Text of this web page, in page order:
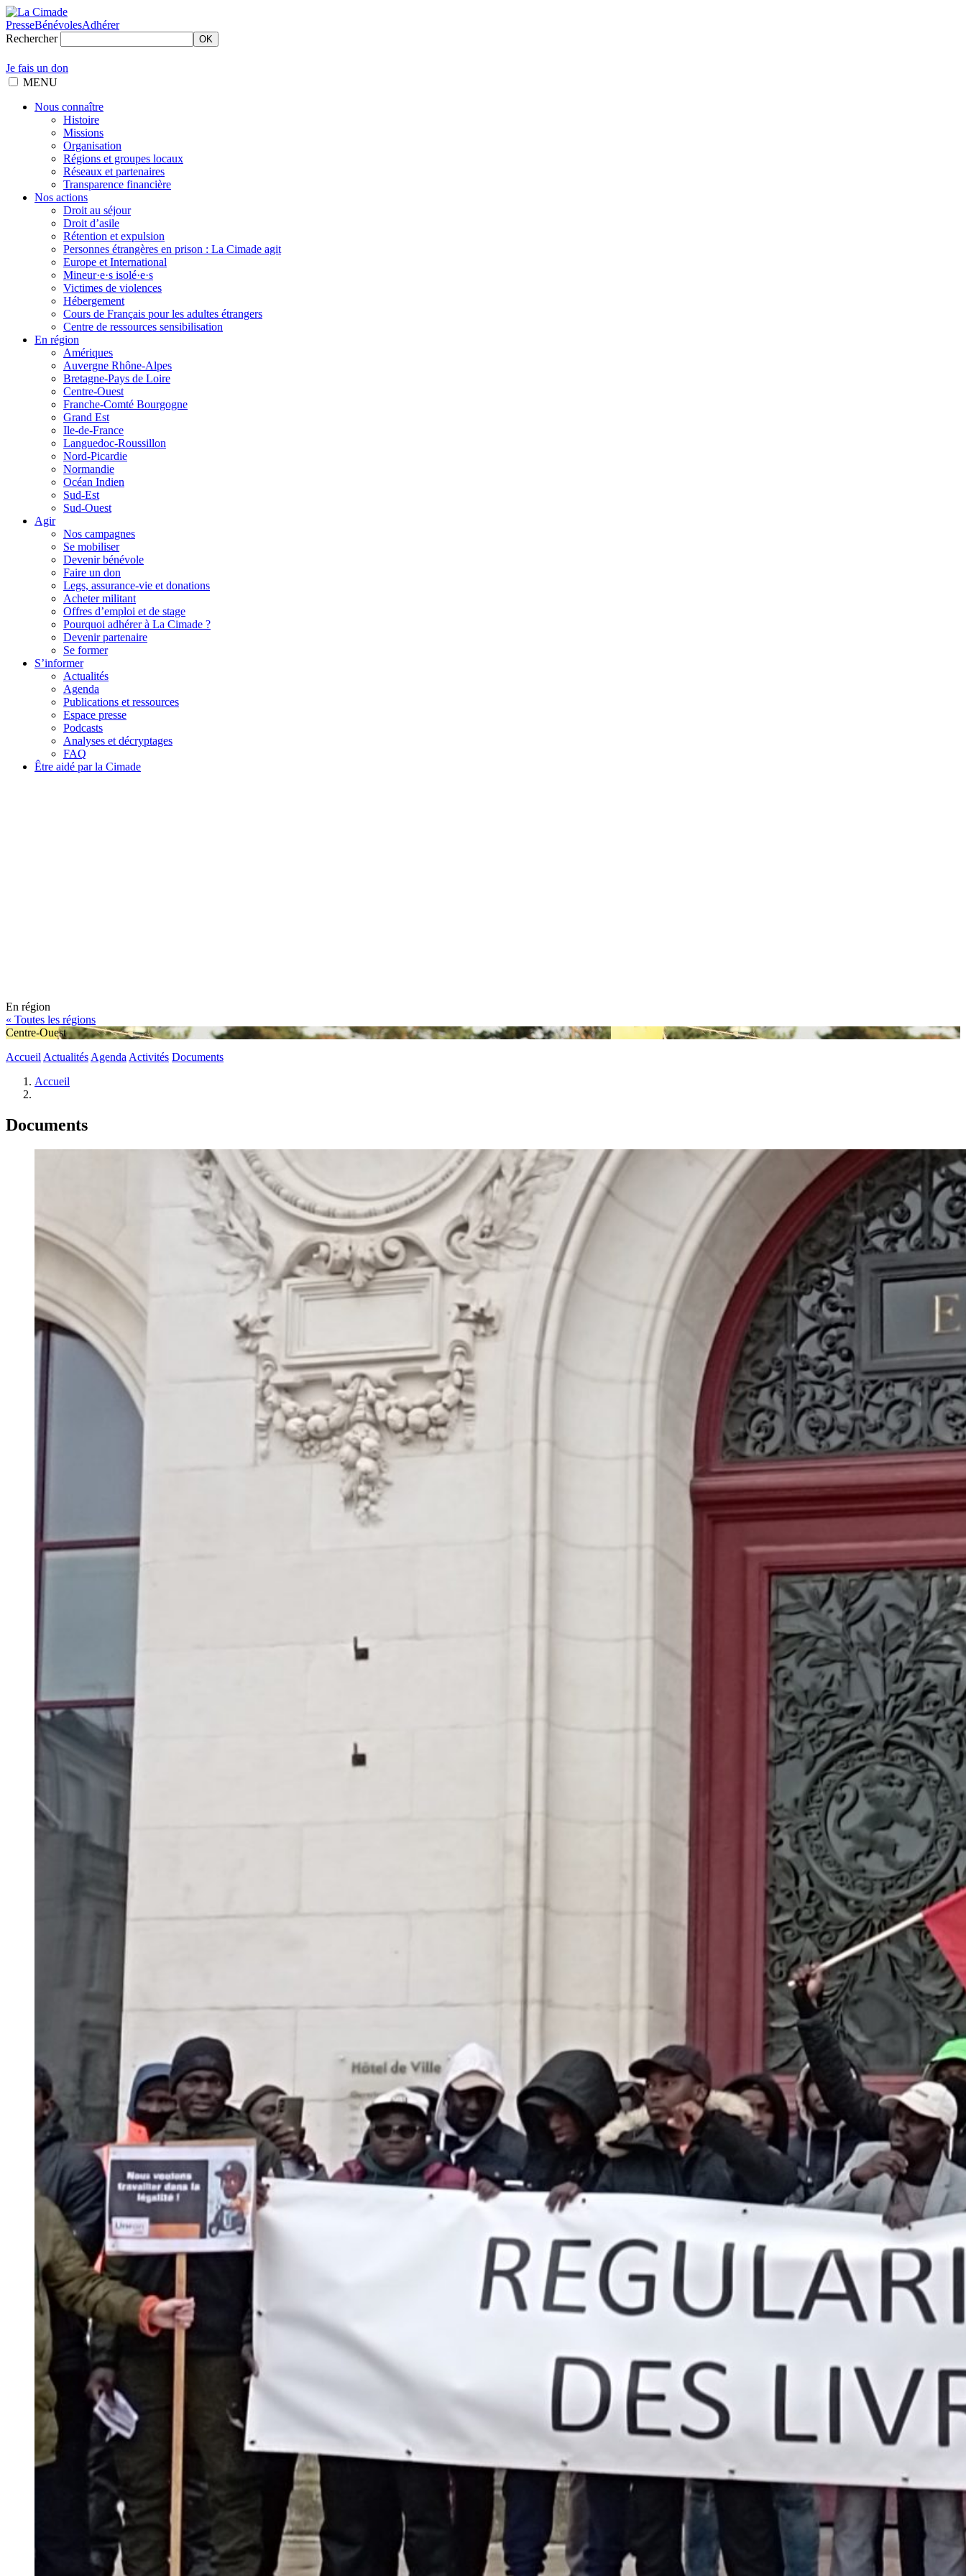
PresseBénévolesAdhérer
Rechercher
OK
Je fais un don
MENU
Nous connaître
Histoire
Missions
Organisation
Régions et groupes locaux
Réseaux et partenaires
Transparence financière
Nos actions
Droit au séjour
Droit d’asile
Rétention et expulsion
Personnes étrangères en prison : La Cimade agit
Europe et International
Mineur·e·s isolé·e·s
Victimes de violences
Hébergement
Cours de Français pour les adultes étrangers
Centre de ressources sensibilisation
En région
Amériques
Auvergne Rhône-Alpes
Bretagne-Pays de Loire
Centre-Ouest
Franche-Comté Bourgogne
Grand Est
Ile-de-France
Languedoc-Roussillon
Nord-Picardie
Normandie
Océan Indien
Sud-Est
Sud-Ouest
Agir
Nos campagnes
Se mobiliser
Devenir bénévole
Faire un don
Legs, assurance-vie et donations
Acheter militant
Offres d’emploi et de stage
Pourquoi adhérer à La Cimade ?
Devenir partenaire
Se former
S’informer
Actualités
Agenda
Publications et ressources
Espace presse
Podcasts
Analyses et décryptages
FAQ
Être aidé par la Cimade
En région
« Toutes les régions
Centre-Ouest
Accueil Actualités Agenda Activités Documents
Accueil
Documents